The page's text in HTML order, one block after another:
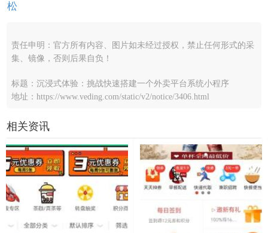
松
责任申明：官方所有内容、图片如未经过授权，禁止任何形式的采
集、镜像，否则后果自负！
标题：沉浸式体验：挑战快速搭建一个外卖平台系统小程序
地址：https://www.veding.com/static/v2/notice/3406.html
相关资讯